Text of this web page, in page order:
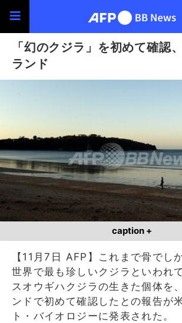
「幻のクジラ」を初めて確認
ランド
caption +
【11月7日 AFP】これまで骨でし
世界で最も珍しいクジラといわれ
スオウギハクジラの生きた個体を
ンドで初めて確認したとの報告が
ト・バイオロジーに発表された。